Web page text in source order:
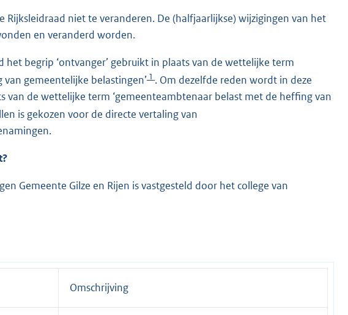
niet te veranderen. De (halfjaarlijkse) wijzigingen van het
en veranderd worden.
begrip ‘ontvanger’ gebruikt in plaats van de wettelijke term
gemeentelijke belastingen’ 1 . Om dezelfde reden wordt in deze
van de wettelijke term ‘gemeenteambtenaar belast met de heffing van
is gekozen voor de directe vertaling van
Gemeente Gilze en Rijen is vastgesteld door het college van
Omschrijving